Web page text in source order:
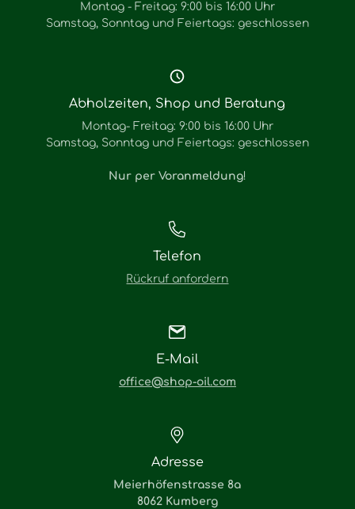
Montag - Freitag: 9:00 bis 16:00 Uhr
Samstag, Sonntag und Feiertags: geschlossen
Abholzeiten, Shop und Beratung
Montag- Freitag: 9:00 bis 16:00 Uhr
Samstag, Sonntag und Feiertags: geschlossen
Nur per Voranmeldung!
Telefon
Rückruf anfordern
E-Mail
office@shop-oil.com
Adresse
Meierhöfenstrasse 8a
8062 Kumberg